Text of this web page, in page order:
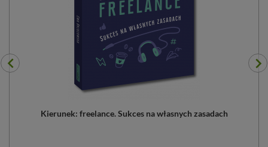
Kierunek: freelance. Sukces na własnych zasadach